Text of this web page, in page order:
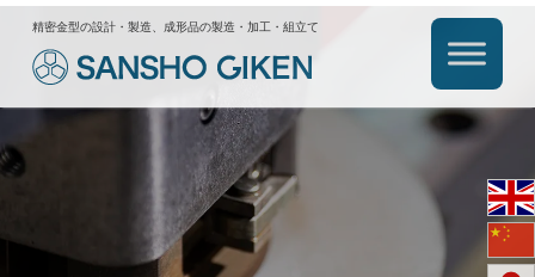
精密金型の設計・製造、成形品の製造・加工・組立て